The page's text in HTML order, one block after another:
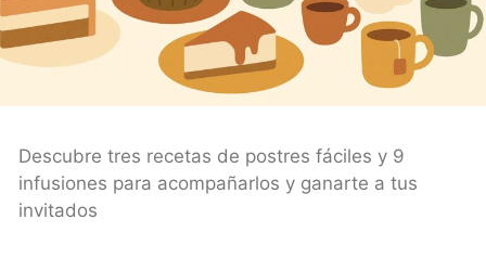
Descubre tres recetas de postres fáciles y 9
infusiones para acompañarlos y ganarte a tus
invitados